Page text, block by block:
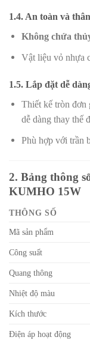
1.4. An toàn và
Không chứa
Vật liệu vỏ nhựa
1.5. Lắp đặt dễ
Thiết kế tròn đơn
dễ dàng thay thế
Phù hợp với trần
2. Bảng thông
KUMHO 15W
THÔNG SỐ
Mã sản phẩm
Công suất
Quang thông
Nhiệt độ màu
Kích thước
Điện áp hoạt động